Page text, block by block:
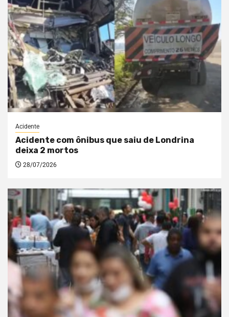
Acidente
Acidente com ônibus que saiu de Londrina
deixa 2 mortos
28/07/2026